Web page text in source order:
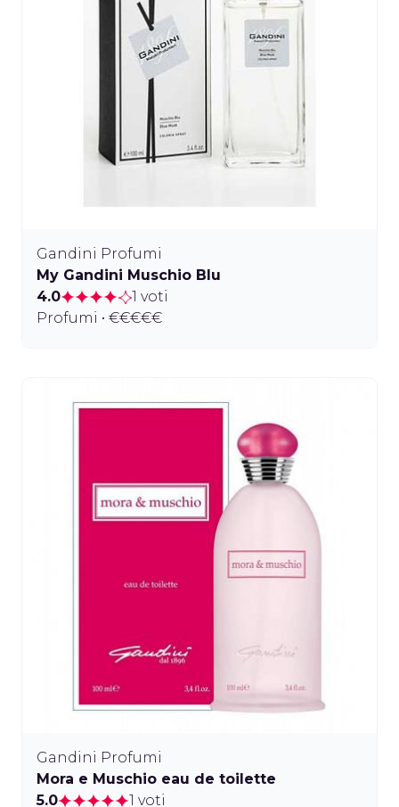
Gandini Profumi
My Gandini Muschio Blu
4.0
1 voti
Profumi • €€€€€
Gandini Profumi
Mora e Muschio eau de toilette
5.0
1 voti